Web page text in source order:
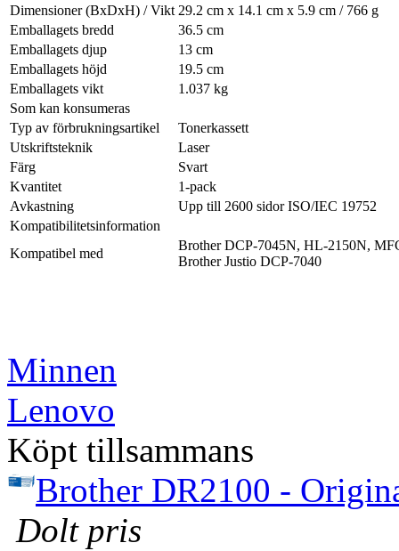
Dimensioner (BxDxH) / Vikt 29.2 cm x 14.1 cm x 5.9 cm / 766 g
Emballagets bredd
36.5 cm
Emballagets djup
13 cm
Emballagets höjd
19.5 cm
Emballagets vikt
1.037 kg
Som kan konsumeras
Typ av förbrukningsartikel
Tonerkassett
Utskriftsteknik
Laser
Färg
Svart
Kvantitet
1-pack
Avkastning
Upp till 2600 sidor ISO/IEC 19752
Kompatibilitetsinformation
Kompatibel med
Brother DCP-7045N, HL-2150N,
Brother Justio DCP-7040
Minnen
Lenovo
Köpt tillsammans
Brother DR2100 -
Dolt pris